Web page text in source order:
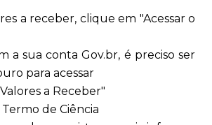
a receber, clique em "Acessar o
a sua conta Gov.br, é preciso ser
para acessar
a Receber"
de Ciência